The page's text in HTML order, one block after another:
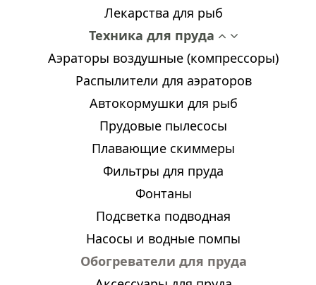
Лекарства для рыб
Техника для пруда
Аэраторы воздушные (компрессоры)
Распылители для аэраторов
Автокормушки для рыб
Прудовые пылесосы
Плавающие скиммеры
Фильтры для пруда
Фонтаны
Подсветка подводная
Насосы и водные помпы
Обогреватели для пруда